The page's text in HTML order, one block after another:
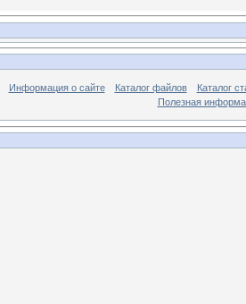
Информация о сайте Каталог файлов
Каталог
Полезная